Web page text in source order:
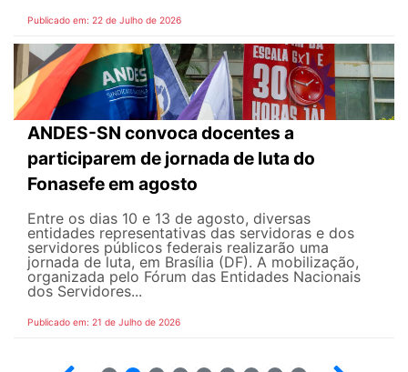
Publicado em: 22 de Julho de 2026
ANDES-SN convoca docentes a
participarem de jornada de luta do
Fonasefe em agosto
Entre os dias 10 e 13 de agosto, diversas
entidades representativas das servidoras e dos
servidores públicos federais realizarão uma
jornada de luta, em Brasília (DF). A mobilização,
organizada pelo Fórum das Entidades Nacionais
dos Servidores...
Publicado em: 21 de Julho de 2026